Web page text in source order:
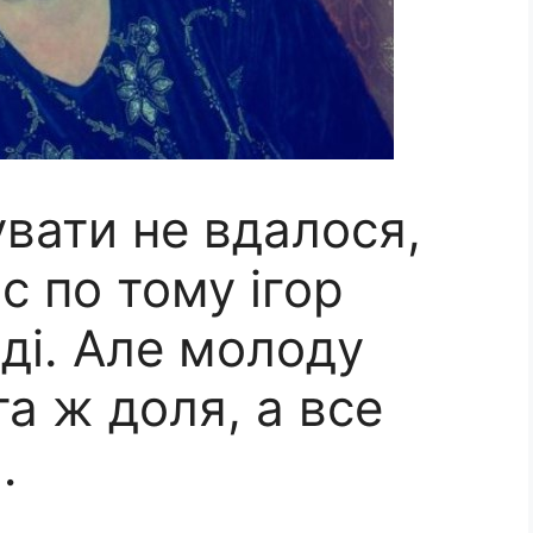
не вдалося,
по тому ігор
Але молоду
ж доля, а все